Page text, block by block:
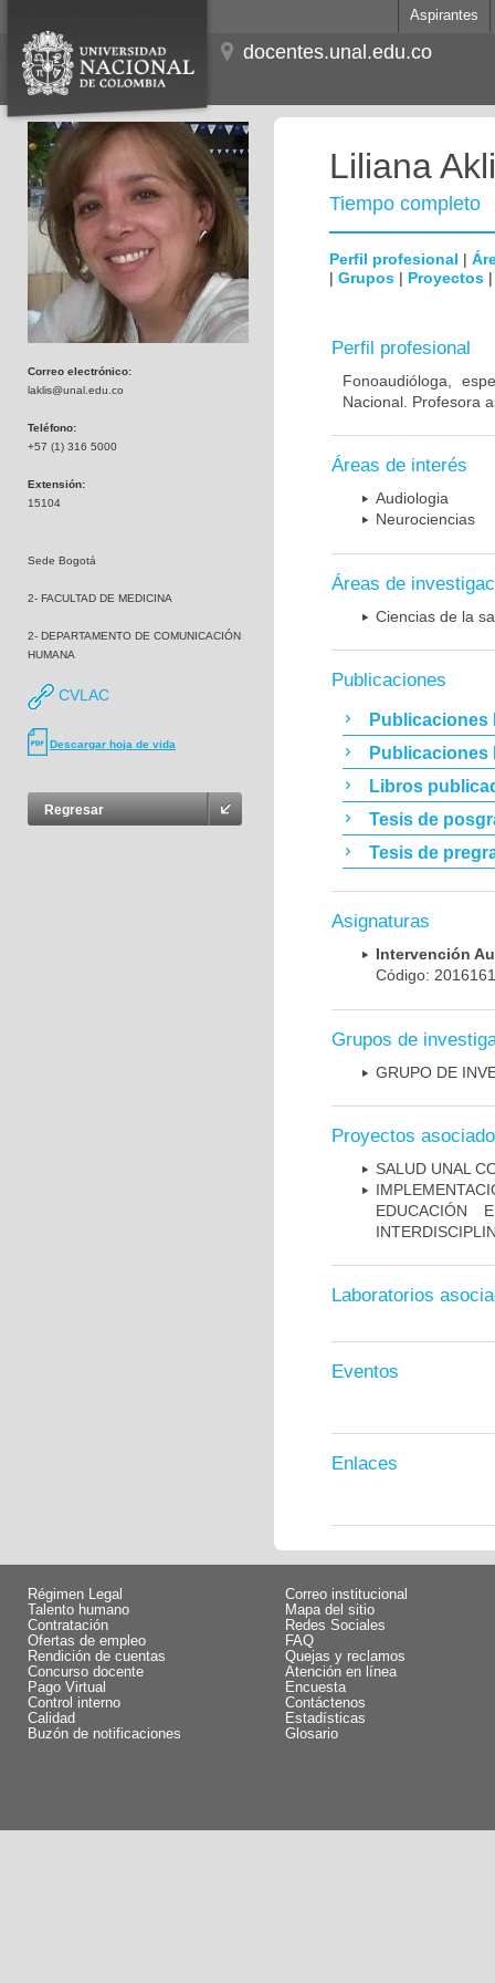
Aspirantes
docentes.unal.edu.co
Correo electrónico:
laklis@unal.edu.co
Teléfono:
+57 (1) 316 5000
Extensión:
15104
Sede Bogotá
2- FACULTAD DE MEDICINA
2- DEPARTAMENTO DE COMUNICACIÓN
HUMANA
CVLAC
Descargar hoja de vida
Regresar
Liliana
Tiempo completo
Perfil profesional |
| Grupos | Proyectos
Perfil profesional
Fonoaudióloga,
Nacional. Profesora
Áreas de interés
Audiologia
Neurociencias
Áreas de
Ciencias de la
Publicaciones
Publicaciones
Publicaciones
Libros
Tesis de
Tesis de
Asignaturas
Intervención
Código:
Grupos de
GRUPO DE
Proyectos
SALUD UNAL
EDUCACIÓN
Laboratorios
Eventos
Enlaces
Régimen Legal
Talento humano
Contratación
Ofertas de empleo
Rendición de cuentas
Concurso docente
Pago Virtual
Control interno
Calidad
Buzón de notificaciones
Correo institucional
Mapa del sitio
Redes Sociales
FAQ
Quejas y reclamos
Atención en línea
Encuesta
Contáctenos
Estadísticas
Glosario